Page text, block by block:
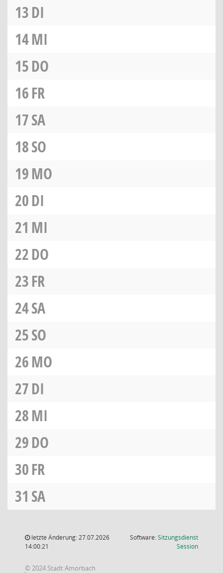
13DI
14MI
15DO
16FR
17SA
18SO
19MO
20DI
21 MI
22DO
23FR
24SA
25SO
26MO
27DI
28MI
29DO
30FR
31 SA
letzte Änderung: 27.07.2026
14:00:21
Software:Sitzungsdienst
Session(Wird in
© 2024 Stadt Amorbach